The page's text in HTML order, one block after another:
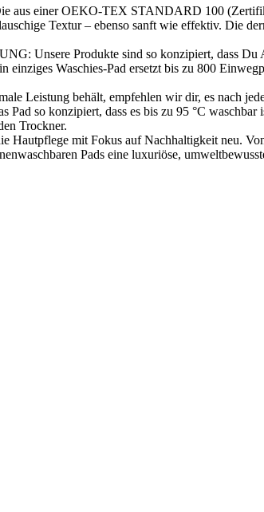
einer OEKO-TEX STANDARD 100
Textur – ebenso sanft wie effektiv. Die
Produkte sind so konzipiert, dass Du
Waschies-Pad ersetzt bis zu 800
Leistung behält, empfehlen wir dir, es nach
so konzipiert, dass es bis zu 95 °C
Trockner.
Hautpflege mit Fokus auf Nachhaltigkeit neu.
Pads eine luxuriöse,